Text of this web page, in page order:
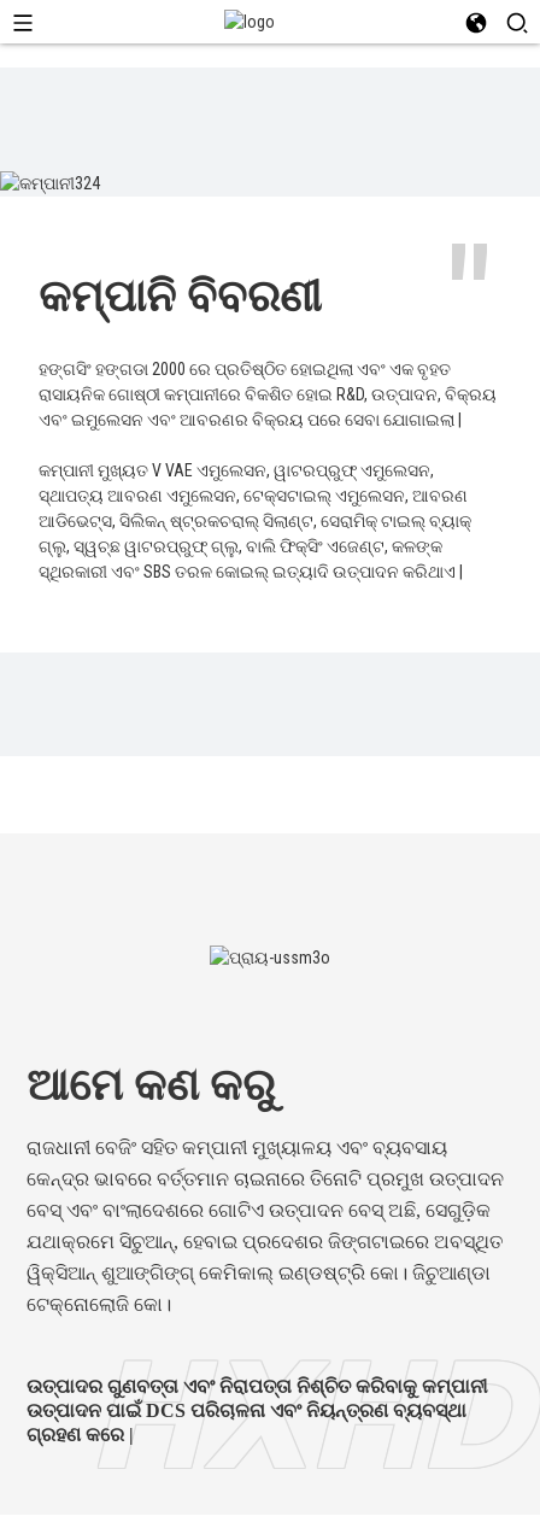
"
କମ୍ପାନି ବିବରଣୀ
ହଙ୍ଗସିଂ ହଙ୍ଗଡା 2000 ରେ ପ୍ରତିଷ୍ଠିତ ହୋଇଥିଲା ଏବଂ ଏକ ବୃହତ
ରାସାୟନିକ ଗୋଷ୍ଠୀ କମ୍ପାନୀରେ ବିକଶିତ ହୋଇ R&D, ଉତ୍ପାଦନ, ବିକ୍ରୟ
ଏବଂ ଇମୁଲେସନ ଏବଂ ଆବରଣର ବିକ୍ରୟ ପରେ ସେବା ଯୋଗାଇଲା |
କମ୍ପାନୀ ମୁଖ୍ୟତ V VAE ଏମୁଲେସନ, ୱାଟରପ୍ରୁଫ୍ ଏମୁଲେସନ,
ସ୍ଥାପତ୍ୟ ଆବରଣ ଏମୁଲେସନ, ଟେକ୍ସଟାଇଲ୍ ଏମୁଲେସନ, ଆବରଣ
ଆଡିଭେଟ୍ସ, ସିଲିକନ୍ ଷ୍ଟ୍ରକଚରାଲ୍ ସିଲାଣ୍ଟ, ସେରାମିକ୍ ଟାଇଲ୍ ବ୍ୟାକ୍
ଗ୍ଲୁ, ସ୍ୱଚ୍ଛ ୱାଟରପ୍ରୁଫ୍ ଗ୍ଲୁ, ବାଲି ଫିକ୍ସିଂ ଏଜେଣ୍ଟ, କଳଙ୍କ
ସ୍ଥିରକାରୀ ଏବଂ SBS ତରଳ କୋଇଲ୍ ଇତ୍ୟାଦି ଉତ୍ପାଦନ କରିଥାଏ |
ଆମେ କଣ କରୁ
ରାଜଧାନୀ ବେଜିଂ ସହିତ କମ୍ପାନୀ ମୁଖ୍ୟାଳୟ ଏବଂ ବ୍ୟବସାୟ
କେନ୍ଦ୍ର ଭାବରେ ବର୍ତ୍ତମାନ ଚାଇନାରେ ତିନୋଟି ପ୍ରମୁଖ ଉତ୍ପାଦନ
ବେସ୍ ଏବଂ ବାଂଲାଦେଶରେ ଗୋଟିଏ ଉତ୍ପାଦନ ବେସ୍ ଅଛି, ସେଗୁଡ଼ିକ
ଯଥାକ୍ରମେ ସିଚୁଆନ୍, ହେବାଇ ପ୍ରଦେଶର ଜିଙ୍ଗଟାଇରେ ଅବସ୍ଥିତ
ୱିକ୍ସିଆନ୍ ଶୁଆଙ୍ଗିଙ୍ଗ୍ କେମିକାଲ୍ ଇଣ୍ଡଷ୍ଟ୍ରି କୋ। ଜିଚୁଆଣ୍ଡା
ଟେକ୍ନୋଲୋଜି କୋ।
ଉତ୍ପାଦର ଗୁଣବତ୍ତା ଏବଂ ନିରାପତ୍ତା ନିଶ୍ଚିତ କରିବାକୁ କମ୍ପାନୀ
ଉତ୍ପାଦନ ପାଇଁ DCS ପରିଚାଳନା ଏବଂ ନିୟନ୍ତ୍ରଣ ବ୍ୟବସ୍ଥା
ଗ୍ରହଣ କରେ |HXHD